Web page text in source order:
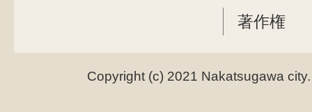
著作権
Copyright (c) 2021 Nakatsugawa